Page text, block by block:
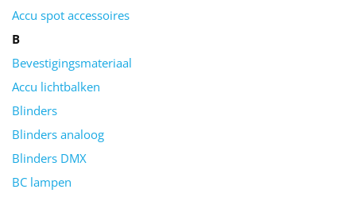
Accu spot accessoires
B
Bevestigingsmateriaal
Accu lichtbalken
Blinders
Blinders analoog
Blinders DMX
BC lampen